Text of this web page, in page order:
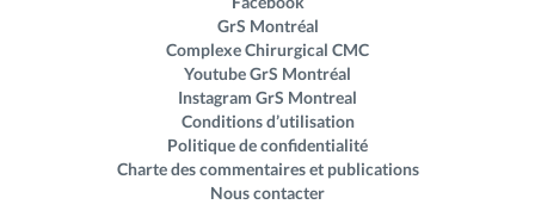
GrS Montréal
Complexe Chirurgical CMC
Youtube GrS Montréal
Instagram GrS Montreal
Conditions d’utilisation
Politique de confidentialité
Charte des commentaires et publications
Nous contacter